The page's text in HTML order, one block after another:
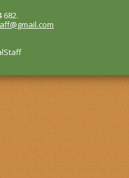
682.